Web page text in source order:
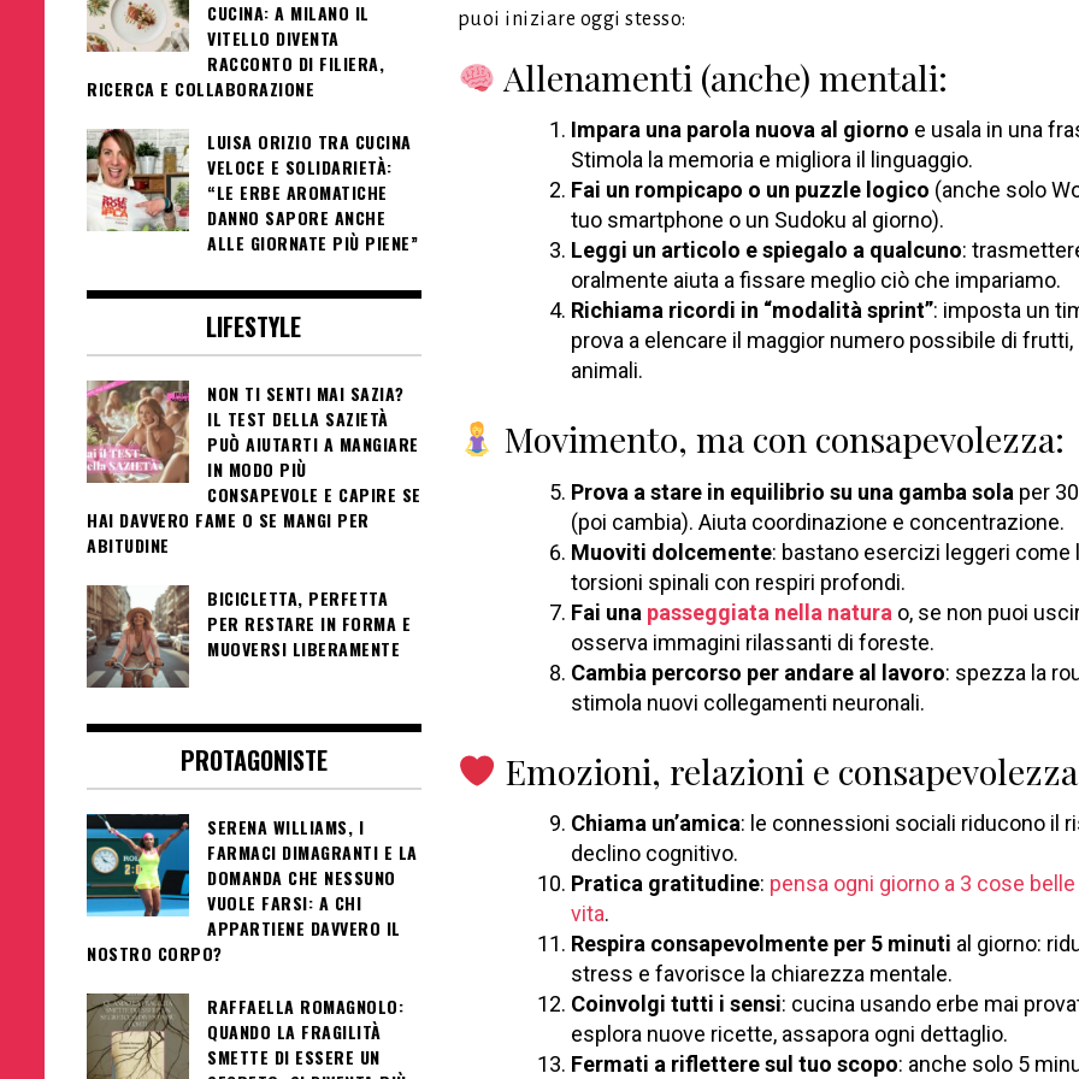
puoi iniziare oggi stesso:
Allenamenti (anche) mentali:
Impara una parola nuova al giorno e usala in una
Stimola la memoria e migliora il linguaggio.
Fai un rompicapo o un puzzle logico (anche solo
tuo smartphone o un Sudoku al giorno).
Leggi un articolo e spiegalo a qualcuno:
oralmente aiuta a fissare meglio ciò che impariamo.
Richiama ricordi in “modalità sprint”: imposta un
prova a elencare il maggior numero possibile di frutti,
animali.
Movimento, ma con consapevolezza:
Prova a stare in equilibrio su una gamba sola per
(poi cambia). Aiuta coordinazione e concentrazione.
Muoviti dolcemente: bastano esercizi leggeri come
torsioni spinali con respiri profondi.
Fai una passeggiata nella natura o, se non puoi
osserva immagini rilassanti di foreste.
Cambia percorso per andare al lavoro: spezza la
stimola nuovi collegamenti neuronali.
Emozioni, relazioni e
Chiama un’amica: le connessioni sociali riducono il
declino cognitivo.
Pratica gratitudine: pensa ogni giorno a 3 cose
vita.
Respira consapevolmente per 5 minuti al giorno:
stress e favorisce la chiarezza mentale.
Coinvolgi tutti i sensi: cucina usando erbe mai
esplora nuove ricette, assapora ogni dettaglio.
Fermati a riflettere sul tuo scopo: anche solo 5
CUCINA: A MILANO IL
VITELLO DIVENTA
RACCONTO DI FILIERA,
RICERCA E COLLABORAZIONE
LUISA ORIZIO TRA CUCINA
VELOCE E SOLIDARIETÀ:
“LE ERBE AROMATICHE
DANNO SAPORE ANCHE
ALLE GIORNATE PIÙ PIENE”
LIFESTYLE
NON TI SENTI MAI SAZIA?
IL TEST DELLA SAZIETÀ
PUÒ AIUTARTI A MANGIARE
IN MODO PIÙ
CONSAPEVOLE E CAPIRE SE
HAI DAVVERO FAME O SE MANGI PER
ABITUDINE
BICICLETTA, PERFETTA
PER RESTARE IN FORMA E
MUOVERSI LIBERAMENTE
PROTAGONISTE
SERENA WILLIAMS, I
FARMACI DIMAGRANTI E LA
DOMANDA CHE NESSUNO
VUOLE FARSI: A CHI
APPARTIENE DAVVERO IL
NOSTRO CORPO?
RAFFAELLA ROMAGNOLO:
QUANDO LA FRAGILITÀ
SMETTE DI ESSERE UN